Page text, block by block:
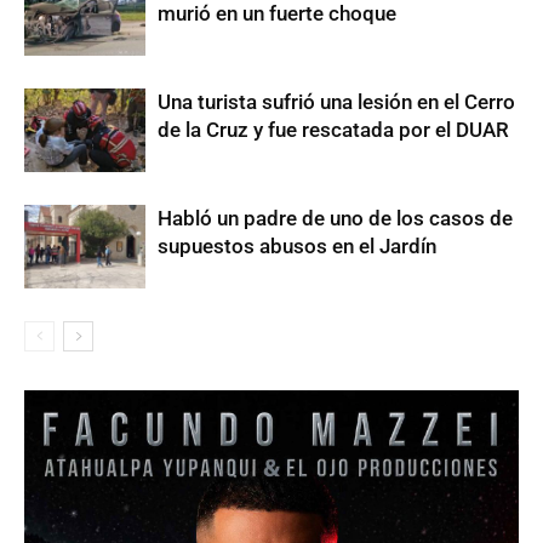
murió en un fuerte choque
Una turista sufrió una lesión en el Cerro
de la Cruz y fue rescatada por el DUAR
Habló un padre de uno de los casos de
supuestos abusos en el Jardín